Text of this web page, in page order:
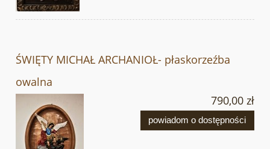
ŚWIĘTY MICHAŁ ARCHANIOŁ- płaskorzeźba
owalna
790,00 zł
powiadom o dostępności